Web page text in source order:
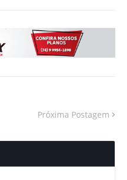
Próxima Postagem